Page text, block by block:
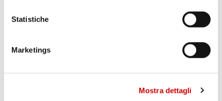
Statistiche
Marketings
Mostra dettagli